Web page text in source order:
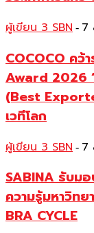
ผู้เขียน 3 SBN - 7
COCOCO คว้
Award 2026
(Best
เวทีโลก
ผู้เขียน 3 SBN - 7
SABINA รับม
ความรู้มหาวิท
BRA CYCLE